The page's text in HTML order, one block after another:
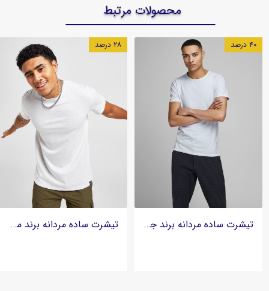
تیشرت ساده مردانه برند مکنزی Mckenzie
۲۸ درصد
تیشرت ساده مردانه برند جک اند جونز Jack and Jones
۴۰ درصد
محصولات مرتبط